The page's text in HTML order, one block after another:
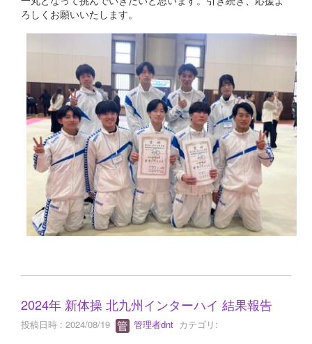
ろしくお願いいたします。
2024年 新体操 北九州インターハイ 結果報告
投稿日時 : 2024/08/19 管理者dnt カテゴリ: